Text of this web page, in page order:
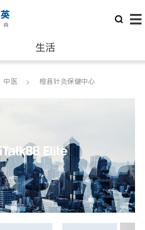
生活
律师
非盈利组织
中医 橙县针灸保健中心